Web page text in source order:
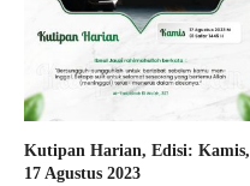
Kutipan Harian, Edisi: Kamis,
17 Agustus 2023